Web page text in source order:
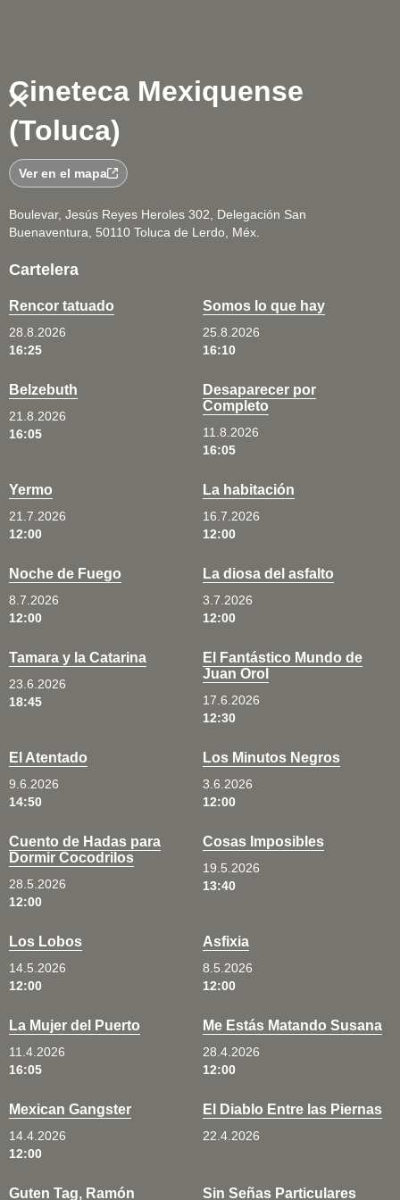
Cineteca Mexiquense
(Toluca)
Ver en el mapa
Boulevar, Jesús Reyes Heroles 302, Delegación San
Buenaventura, 50110 Toluca de Lerdo, Méx.
Cartelera
Rencor tatuado
28.8.2026
16:25
Somos lo que hay
25.8.2026
16:10
Belzebuth
21.8.2026
16:05
Desaparecer por
Completo
11.8.2026
16:05
Yermo
21.7.2026
12:00
La habitación
16.7.2026
12:00
Noche de Fuego
8.7.2026
12:00
La diosa del asfalto
3.7.2026
12:00
Tamara y la Catarina
23.6.2026
18:45
El Fantástico Mundo de
Juan Orol
17.6.2026
12:30
El Atentado
9.6.2026
14:50
Los Minutos Negros
3.6.2026
12:00
Cuento de Hadas para
Dormir Cocodrilos
28.5.2026
12:00
Cosas Imposibles
19.5.2026
13:40
Los Lobos
14.5.2026
12:00
Asfixia
8.5.2026
12:00
La Mujer del Puerto
11.4.2026
16:05
Me Estás Matando Susana
28.4.2026
12:00
Mexican Gangster
14.4.2026
12:00
El Diablo Entre las Piernas
22.4.2026
Guten Tag, Ramón Sin Señas Particulares